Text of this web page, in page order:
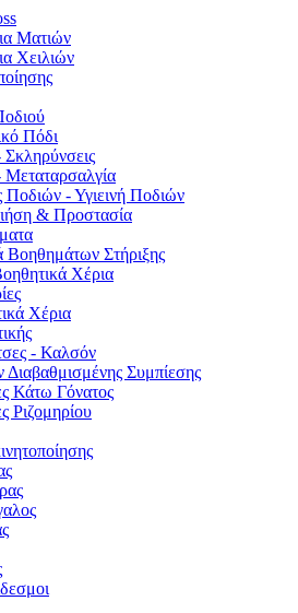
Ματιών
Χειλιών
Πόδι
Μεταταρσαλγία
Ποδιών - Υγιεινή Ποδιών
& Προστασία
Βοηθημάτων Στήριξης
Χέρια
Χέρια
- Καλσόν
Συμπίεσης
Κάτω Γόνατος
Ριζομηρίου